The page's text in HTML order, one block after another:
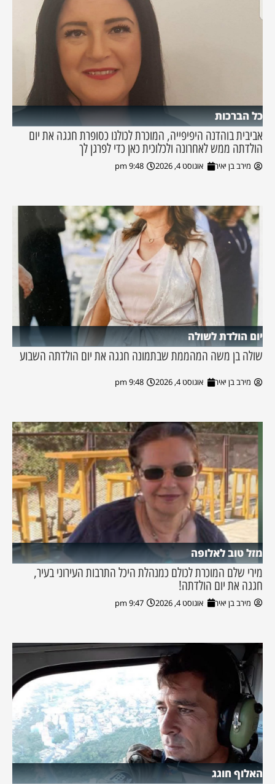
כל הברכות
אביבית בוהדנה היפיפייה, המוכרת לכולנו כסופרת חגגה את יום
הולדתה ממש לאחרונה ולכלוכית כאן כדי לפרגן לך
מירב בן יאיר אוגוסט 4, 2026 9:48 pm
יום הולדת לשולה
שולה בן משה המהממת שבתמונה חגגה את יום הולדתה השבוע
מירב בן יאיר אוגוסט 4, 2026 9:48 pm
מזל טוב לאלופה
מירי שלם המוכרת לכולם כמנהלת היכל התרבות העירוני בעיר,
חגגה את יום הולדתה!
מירב בן יאיר אוגוסט 4, 2026 9:47 pm
האלוף חוגג